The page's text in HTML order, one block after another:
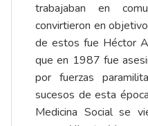
trabajaban en
convirtieron en
de estos fue Héctor
que en 1987 fue
por fuerzas
sucesos de esta
Medicina Social se